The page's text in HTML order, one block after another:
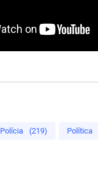
Polícia (219) Política